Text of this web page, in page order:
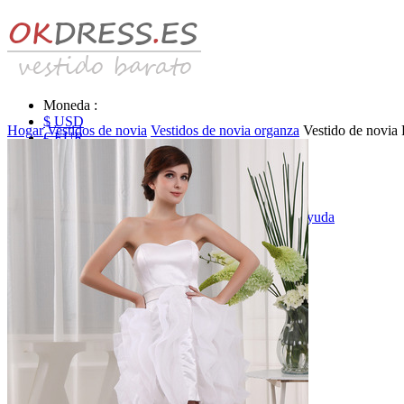
Moneda :
$ USD
€ EUR
£ GBP
Identificarse & Registrarse |Obtener la contraseña | Ayuda
Vestidos de novia
Vestido de novia liquidación y venta
Vestidos de novia vendimia
Hogar Vestidos de novia Vestidos de novia organza Vestido de novia